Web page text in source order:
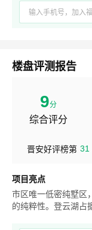
楼盘评测报告
9分
综合评分
晋安好评榜第 31
项目亮点
市区唯一低密纯墅区
的纯粹性。登云湖占